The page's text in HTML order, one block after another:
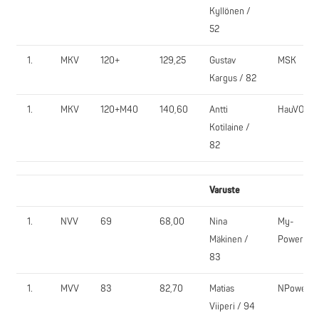
Kyllönen /
52
1. MKV 120+ 129,25
Gustav
Kargus / 82
MSK
1. MKV 120+M40 140,60
Antti
Kotilaine /
82
HauVO
Varuste
1. NVV 69 68,00
Nina
Mäkinen /
83
My-
Power
1. MVV 83 82,70
Matias
Viiperi / 94
NPower